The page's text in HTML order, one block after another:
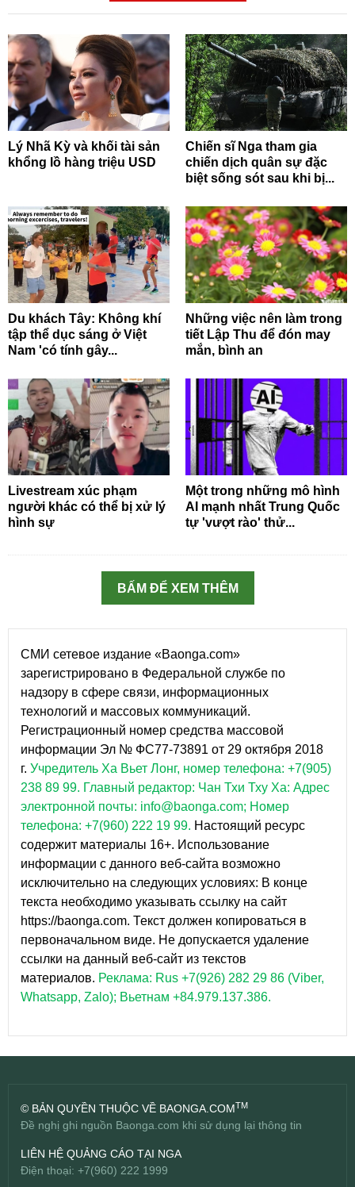
Lý Nhã Kỳ và khối tài sản
khổng lồ hàng triệu USD
Chiến sĩ Nga tham gia
chiến dịch quân sự đặc
biệt sống sót sau khi bị...
Du khách Tây: Không khí
tập thể dục sáng ở Việt
Nam 'có tính gây...
Những việc nên làm trong
tiết Lập Thu để đón may
mắn, bình an
Livestream xúc phạm
người khác có thể bị xử lý
hình sự
Một trong những mô hình
AI mạnh nhất Trung Quốc
tự 'vượt rào' thử...
BẤM ĐỂ XEM THÊM
СМИ сетевое издание «Baonga.com»
зарегистрировано в Федеральной службе по
надзору в сфере связи, информационных
технологий и массовых коммуникаций.
Регистрационный номер средства массовой
информации Эл № ФС77-73891 от 29 октября 2018
г. Учредитель Ха Вьет Лонг, номер телефона: +7(905)
238 89 99. Главный редактор: Чан Тхи Тху Ха: Адрес
электронной почты: info@baonga.com; Номер
телефона: +7(960) 222 19 99. Настоящий ресурс
содержит материалы 16+. Использование
информации с данного веб-сайта возможно
исключительно на следующих условиях: В конце
текста необходимо указывать ссылку на сайт
https://baonga.com. Текст должен копироваться в
первоначальном виде. Не допускается удаление
ссылки на данный веб-сайт из текстов
материалов. Реклама: Rus +7(926) 282 29 86 (Viber,
Whatsapp, Zalo); Вьетнам +84.979.137.386.
© BẢN QUYỀN THUỘC VỀ BAONGA.COMTM
Đề nghị ghi nguồn Baonga.com khi sử dụng lại thông tin
LIÊN HỆ QUẢNG CÁO TẠI NGA
Điện thoại: +7(960) 222 1999